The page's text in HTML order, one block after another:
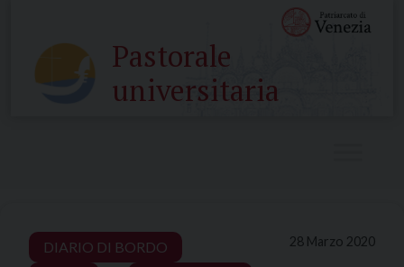
content
Pastorale
universitaria
28 Marzo 2020
DIARIO DI BORDO